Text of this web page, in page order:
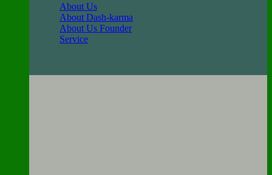
About Us
About Dash-karma
About Us Founder
Service